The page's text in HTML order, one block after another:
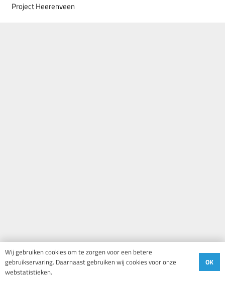
Project Heerenveen
Wij gebruiken cookies om te zorgen voor een betere
gebruikservaring. Daarnaast gebruiken wij cookies voor onze
webstatistieken.
OK